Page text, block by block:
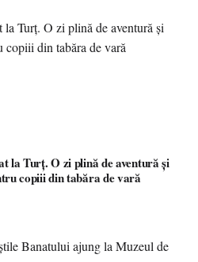
la Turț. O zi plină de aventură și
copiii din tabăra de vară